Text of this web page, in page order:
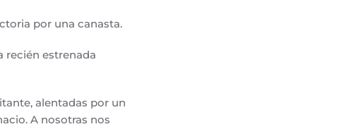
por una canasta.
recién estrenada
alentadas por un
A nosotras nos